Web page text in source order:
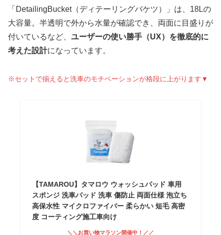
「DetailingBucket（ディテーリングバケツ）」は、18Lの
大容量。半透明で外から水量が確認でき、両面に目盛りが
付いているなど、 ユーザーの使い勝手（UX）を徹底的に
考えた設計になっています。
※セットで揃えると洗車のモチベーションが格段に上がります▼
【TAMAROU】タマロウ ウォッシュパッド 車用
スポンジ 洗車パッド 洗車 傷防止 両面仕様 泡立ち
高保水性 マイクロファイバー 柔らかい 短毛 高密
度 コーティング施工車向け
＼＼お買い物マラソン開催中！／／